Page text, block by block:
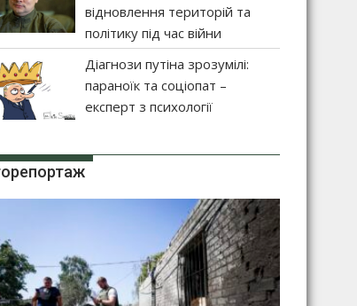
відновлення територій та
політику під час війни
Діагнози путіна зрозумілі:
параноїк та соціопат –
експерт з психології